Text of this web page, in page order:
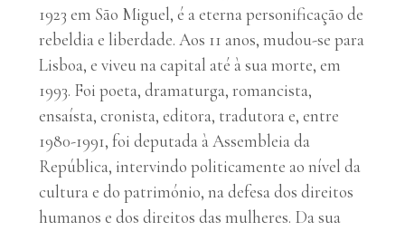
1923 em São Miguel, é a eterna personificação de
rebeldia e liberdade. Aos 11 anos, mudou-se para
Lisboa, e viveu na capital até à sua morte, em
1993. Foi poeta, dramaturga, romancista,
ensaísta, cronista, editora, tradutora e, entre
1980-1991, foi deputada à Assembleia da
República, intervindo politicamente ao nível da
cultura e do património, na defesa dos direitos
humanos e dos direitos das mulheres. Da sua